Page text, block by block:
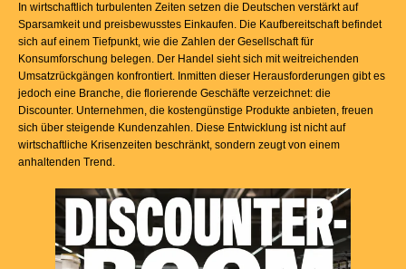
In wirtschaftlich turbulenten Zeiten setzen die Deutschen verstärkt auf
Sparsamkeit und preisbewusstes Einkaufen. Die Kaufbereitschaft befindet
sich auf einem Tiefpunkt, wie die Zahlen der Gesellschaft für
Konsumforschung belegen. Der Handel sieht sich mit weitreichenden
Umsatzrückgängen konfrontiert. Inmitten dieser Herausforderungen gibt es
jedoch eine Branche, die florierende Geschäfte verzeichnet: die
Discounter. Unternehmen, die kostengünstige Produkte anbieten, freuen
sich über steigende Kundenzahlen. Diese Entwicklung ist nicht auf
wirtschaftliche Krisenzeiten beschränkt, sondern zeugt von einem
anhaltenden Trend.